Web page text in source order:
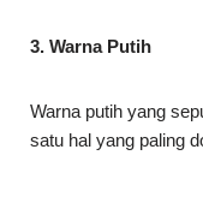
3. Warna Putih
Warna putih yang
satu hal yang paling